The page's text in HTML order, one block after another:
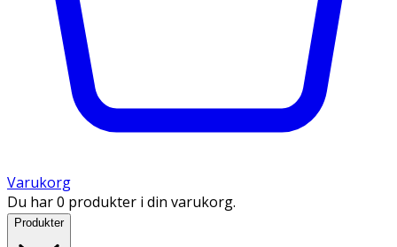
Varukorg
Du har 0 produkter i din varukorg.
Produkter